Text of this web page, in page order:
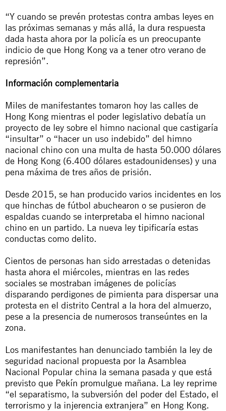
“Y cuando se prevén protestas contra ambas leyes en
las próximas semanas y más allá, la dura respuesta
dada hasta ahora por la policía es un preocupante
indicio de que Hong Kong va a tener otro verano de
represión”.
Información complementaria
Miles de manifestantes tomaron hoy las calles de
Hong Kong mientras el poder legislativo debatía un
proyecto de ley sobre el himno nacional que castigaría
“insultar” o “hacer un uso indebido” del himno
nacional chino con una multa de hasta 50.000 dólares
de Hong Kong (6.400 dólares estadounidenses) y una
pena máxima de tres años de prisión.
Desde 2015, se han producido varios incidentes en los
que hinchas de fútbol abuchearon o se pusieron de
espaldas cuando se interpretaba el himno nacional
chino en un partido. La nueva ley tipificaría estas
conductas como delito.
Cientos de personas han sido arrestadas o detenidas
hasta ahora el miércoles, mientras en las redes
sociales se mostraban imágenes de policías
disparando perdigones de pimienta para dispersar una
protesta en el distrito Central a la hora del almuerzo,
pese a la presencia de numerosos transeúntes en la
zona.
Los manifestantes han denunciado también la ley de
seguridad nacional propuesta por la Asamblea
Nacional Popular china la semana pasada y que está
previsto que Pekín promulgue mañana. La ley reprime
“el separatismo, la subversión del poder del Estado, el
terrorismo y la injerencia extranjera” en Hong Kong.